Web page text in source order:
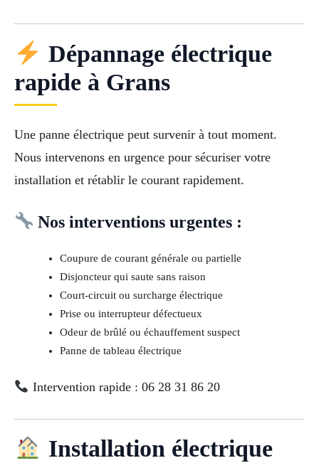
Dépannage électrique
rapide à Grans
Une panne électrique peut survenir à tout moment.
Nous intervenons en urgence pour sécuriser votre
installation et rétablir le courant rapidement.
Nos interventions urgentes :
Coupure de courant générale ou partielle
Disjoncteur qui saute sans raison
Court-circuit ou surcharge électrique
Prise ou interrupteur défectueux
Odeur de brûlé ou échauffement suspect
Panne de tableau électrique
Intervention rapide : 06 28 31 86 20
Installation électrique